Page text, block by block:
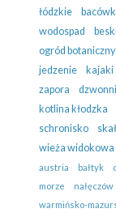
łódzkie
wodospad
ogród botaniczny
jedzenie
kajaki
zapora
kotlina kłodzka
schronisko
wieża widokowa
austria
bałtyk
morze
nałęczów
warmińsko-